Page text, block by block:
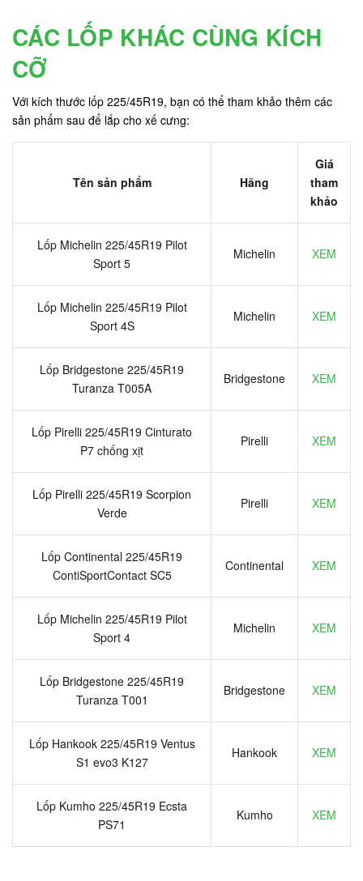
CÁC LỐP KHÁC CÙNG KÍCH
CỠ
Với kích thước lốp 225/45R19, bạn có thể tham khảo thêm các
sản phẩm sau để lắp cho xế cưng:
Tên sản phẩm Hãng
Giá
tham
khảo
Lốp Michelin 225/45R19 Pilot
Sport 5
Michelin XEM
Lốp Michelin 225/45R19 Pilot
Sport 4S
Michelin XEM
Lốp Bridgestone 225/45R19
Turanza T005A
Bridgestone XEM
Lốp Pirelli 225/45R19 Cinturato
P7 chống xịt
Pirelli XEM
Lốp Pirelli 225/45R19 Scorpion
Verde
Pirelli XEM
Lốp Continental 225/45R19
ContiSportContact SC5
Continental XEM
Lốp Michelin 225/45R19 Pilot
Sport 4
Michelin XEM
Lốp Bridgestone 225/45R19
Turanza T001
Bridgestone XEM
Lốp Hankook 225/45R19 Ventus
S1 evo3 K127
Hankook XEM
Lốp Kumho 225/45R19 Ecsta
PS71
Kumho XEM